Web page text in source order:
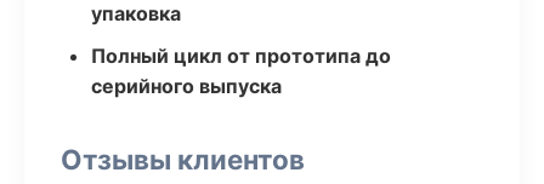
упаковка
Полный цикл от прототипа до
серийного выпуска
Отзывы клиентов